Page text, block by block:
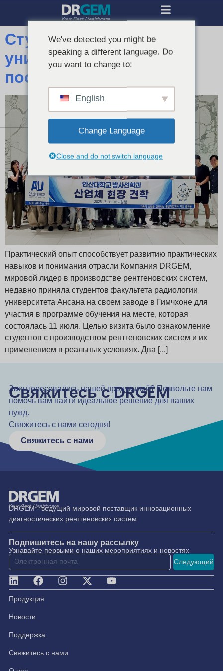
Студенты-радиологи из
университета Ансана
посетили завод DRGEM
Практический опыт способствует развитию практических
навыков и понимания отрасли Компания DRGEM,
мировой лидер в производстве рентгеновских систем,
недавно приняла студентов факультета радиологии
университета Ансана на своем заводе в Гимчхоне для
участия в программе обучения на месте, которая
состоялась 11 июля. Целью визита было ознакомление
студентов с производством рентгеновских систем и их
применением в реальных условиях. Два [...]
Свяжитесь с DRGEM
Заинтересовались нашей продукцией? Позвольте нам
помочь вам найти идеальное решение для ваших
нужд.
Свяжитесь с нами сегодня!
Свяжитесь с нами
DRGEM - ведущий мировой поставщик инновационных
диагностических рентгеновских систем.
Подпишитесь на нашу рассылку
Узнавайте первыми о наших мероприятиях и новостях
Следующий
Продукция
Новости
Поддержка
Свяжитесь с нами
We've detected you might be
speaking a different language. Do
you want to change to:
English
Change Language
Close and do not switch language